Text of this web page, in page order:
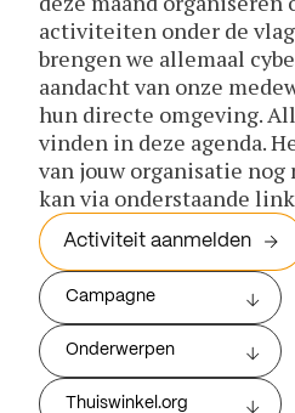
activiteiten onder de
brengen we allemaal
aandacht van onze
hun directe omgeving.
vinden in deze agenda.
van jouw organisatie
kan via onderstaande
Activiteit aanmelden
Campagne
Onderwerpen
Thuiswinkel.org